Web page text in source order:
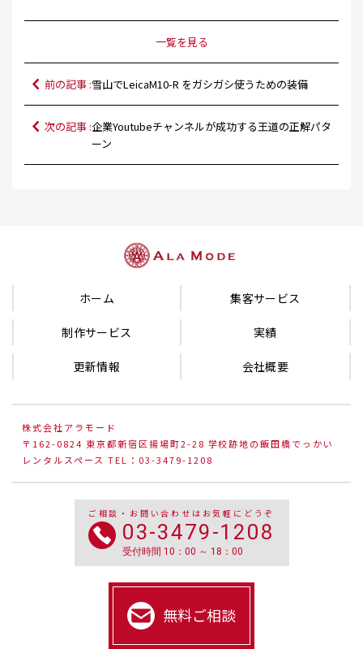
一覧を見る
前の記事 :雪山でLeicaM10-R をガシガシ使うための装備
次の記事 :企業Youtubeチャンネルが成功する王道の正解パタ
ーン
ホーム 集客サービス
制作サービス 実績
更新情報 会社概要
株式会社アラモード
〒162-0824 東京都新宿区揚場町2-28 学校跡地の飯田橋でっかい
レンタルスペース TEL：03-3479-1208
ご相談・お問い合わせはお気軽にどうぞ
03-3479-1208
受付時間 10：00 ～ 18：00
無料ご相談